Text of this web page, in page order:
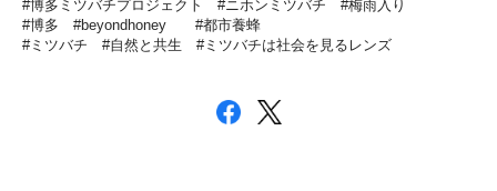
#博多ミツバチプロジェクト #ニホンミツバチ #梅雨入り
#博多 #beyondhoney
#都市養蜂
#ミツバチ #自然と共生 #ミツバチは社会を見るレンズ